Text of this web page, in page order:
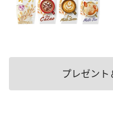
プレゼン